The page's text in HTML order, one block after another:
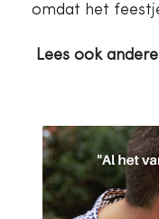
omdat het
Lees ook